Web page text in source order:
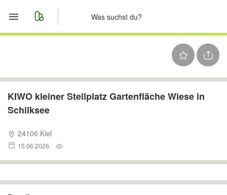
Nachrichten
KIWO kleiner Stellplatz Gartenfläche Wiese in
Schilksee
24106 Kiel
15.06.2026